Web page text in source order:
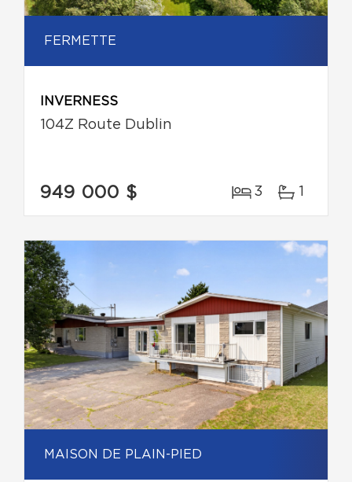
FERMETTE
INVERNESS
104Z Route Dublin
949 000 $ 3 1
MAISON DE PLAIN-PIED